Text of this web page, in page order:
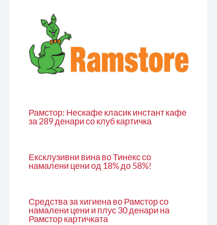
Рамстор: Нескафе класик инстант кафе
за 289 денари со клуб картичка
Ексклузивни вина во Тинекс со
намалени цени од 18% до 58%!
Средства за хигиена во Рамстор со
намалени цени и плус 30 денари на
Рамстор картичката